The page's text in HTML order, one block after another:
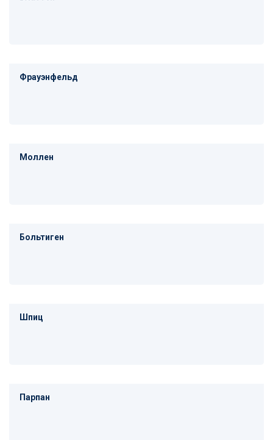
Фрауэнфельд
Моллен
Больтиген
Шпиц
Парпан